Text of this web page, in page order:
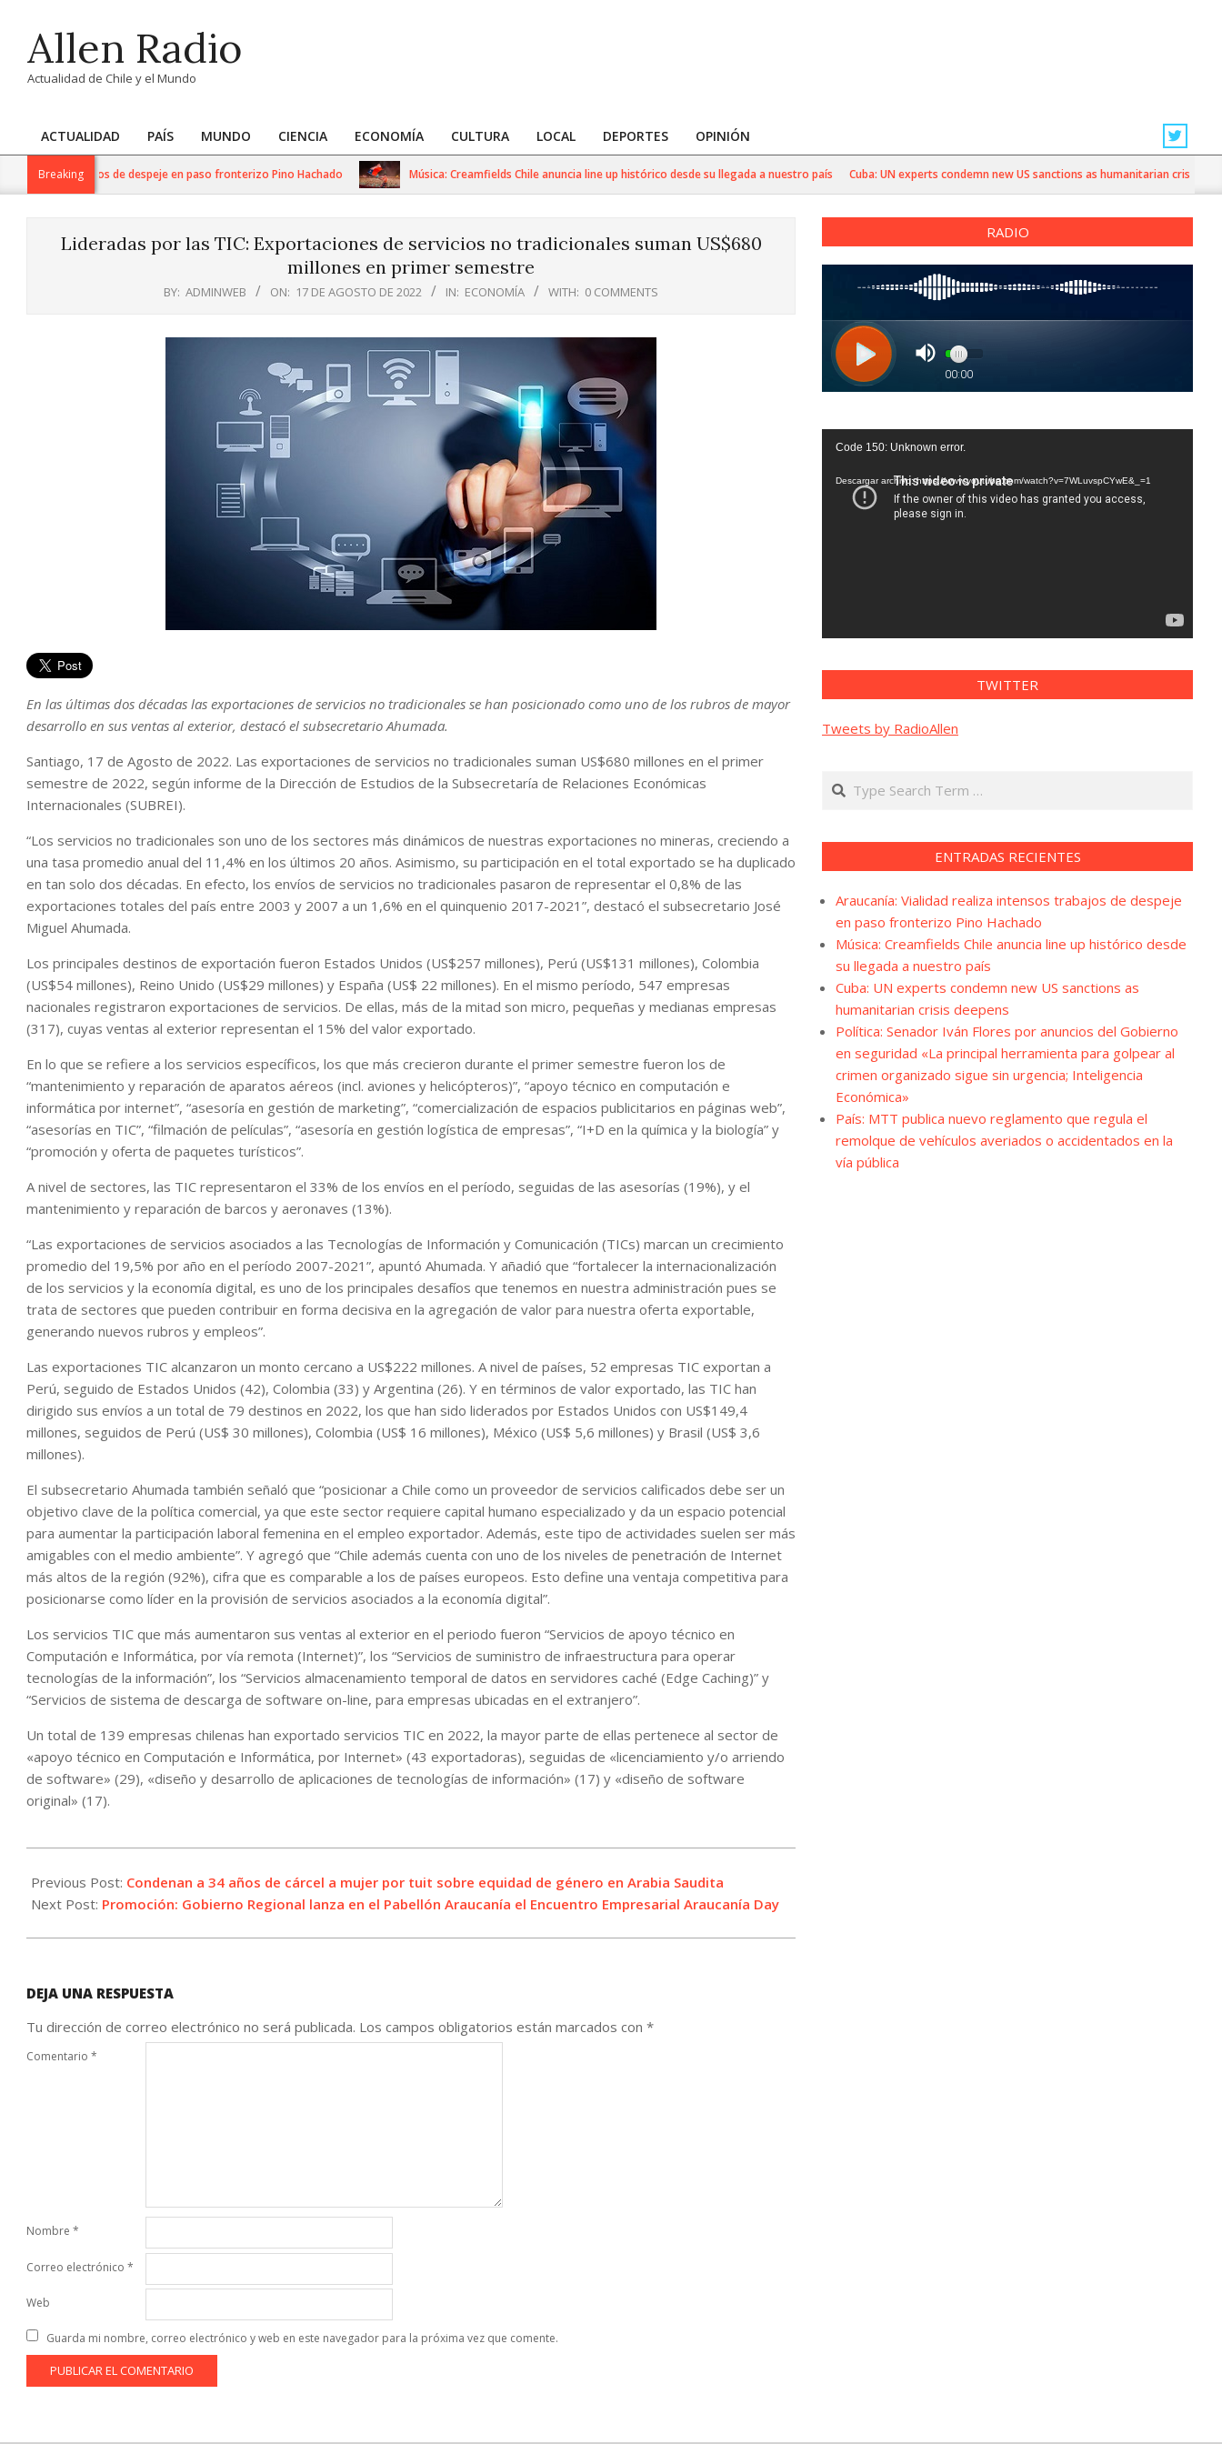
contentAllen Radio
Actualidad de Chile y el Mundo
Primary
Navigation
ACTUALIDAD PAÍS MUNDO CIENCIA ECONOMÍA CULTURA LOCAL DEPORTES OPINIÓN
Breaking
trabajos de despeje en paso fronterizo Pino Hachado Música: Creamfields Chile anuncia line up histórico desde su llegada a nuestro país Cuba: UN experts condemn new US sanctions as humanitarian crisis deepens
Lideradas por las TIC: Exportaciones de servicios no tradicionales suman US$680
millones en primer semestre
BY: ADMINWEB ON: 17 DE AGOSTO DE 2022 IN: ECONOMÍA WITH: 0 COMMENTS
En las últimas dos décadas las exportaciones de servicios no tradicionales se han posicionado como uno de los rubros de mayor
desarrollo en sus ventas al exterior, destacó el subsecretario Ahumada.
Santiago, 17 de Agosto de 2022. Las exportaciones de servicios no tradicionales suman US$680 millones en el primer
semestre de 2022, según informe de la Dirección de Estudios de la Subsecretaría de Relaciones Económicas
Internacionales (SUBREI).
“Los servicios no tradicionales son uno de los sectores más dinámicos de nuestras exportaciones no mineras, creciendo a
una tasa promedio anual del 11,4% en los últimos 20 años. Asimismo, su participación en el total exportado se ha duplicado
en tan solo dos décadas. En efecto, los envíos de servicios no tradicionales pasaron de representar el 0,8% de las
exportaciones totales del país entre 2003 y 2007 a un 1,6% en el quinquenio 2017-2021”, destacó el subsecretario José
Miguel Ahumada.
Los principales destinos de exportación fueron Estados Unidos (US$257 millones), Perú (US$131 millones), Colombia
(US$54 millones), Reino Unido (US$29 millones) y España (US$ 22 millones). En el mismo período, 547 empresas
nacionales registraron exportaciones de servicios. De ellas, más de la mitad son micro, pequeñas y medianas empresas
(317), cuyas ventas al exterior representan el 15% del valor exportado.
En lo que se refiere a los servicios específicos, los que más crecieron durante el primer semestre fueron los de
“mantenimiento y reparación de aparatos aéreos (incl. aviones y helicópteros)”, “apoyo técnico en computación e
informática por internet”, “asesoría en gestión de marketing”, “comercialización de espacios publicitarios en páginas web”,
“asesorías en TIC”, “filmación de películas”, “asesoría en gestión logística de empresas”, “I+D en la química y la biología” y
“promoción y oferta de paquetes turísticos”.
A nivel de sectores, las TIC representaron el 33% de los envíos en el período, seguidas de las asesorías (19%), y el
mantenimiento y reparación de barcos y aeronaves (13%).
“Las exportaciones de servicios asociados a las Tecnologías de Información y Comunicación (TICs) marcan un crecimiento
promedio del 19,5% por año en el período 2007-2021”, apuntó Ahumada. Y añadió que “fortalecer la internacionalización
de los servicios y la economía digital, es uno de los principales desafíos que tenemos en nuestra administración pues se
trata de sectores que pueden contribuir en forma decisiva en la agregación de valor para nuestra oferta exportable,
generando nuevos rubros y empleos”.
Las exportaciones TIC alcanzaron un monto cercano a US$222 millones. A nivel de países, 52 empresas TIC exportan a
Perú, seguido de Estados Unidos (42), Colombia (33) y Argentina (26). Y en términos de valor exportado, las TIC han
dirigido sus envíos a un total de 79 destinos en 2022, los que han sido liderados por Estados Unidos con US$149,4
millones, seguidos de Perú (US$ 30 millones), Colombia (US$ 16 millones), México (US$ 5,6 millones) y Brasil (US$ 3,6
millones).
El subsecretario Ahumada también señaló que “posicionar a Chile como un proveedor de servicios calificados debe ser un
objetivo clave de la política comercial, ya que este sector requiere capital humano especializado y da un espacio potencial
para aumentar la participación laboral femenina en el empleo exportador. Además, este tipo de actividades suelen ser más
amigables con el medio ambiente”. Y agregó que “Chile además cuenta con uno de los niveles de penetración de Internet
más altos de la región (92%), cifra que es comparable a los de países europeos. Esto define una ventaja competitiva para
posicionarse como líder en la provisión de servicios asociados a la economía digital”.
Los servicios TIC que más aumentaron sus ventas al exterior en el periodo fueron “Servicios de apoyo técnico en
Computación e Informática, por vía remota (Internet)”, los “Servicios de suministro de infraestructura para operar
tecnologías de la información”, los “Servicios almacenamiento temporal de datos en servidores caché (Edge Caching)” y
“Servicios de sistema de descarga de software on-line, para empresas ubicadas en el extranjero”.
Un total de 139 empresas chilenas han exportado servicios TIC en 2022, la mayor parte de ellas pertenece al sector de
«apoyo técnico en Computación e Informática, por Internet» (43 exportadoras), seguidas de «licenciamiento y/o arriendo
de software» (29), «diseño y desarrollo de aplicaciones de tecnologías de información» (17) y «diseño de software
original» (17).
08-
17
Previous Post: Condenan a 34 años de cárcel a mujer por tuit sobre equidad de género en Arabia Saudita
Next Post: Promoción: Gobierno Regional lanza en el Pabellón Araucanía el Encuentro Empresarial Araucanía Day
DEJA UNA RESPUESTA
Tu dirección de correo electrónico no será publicada. Los campos obligatorios están marcados con *
Comentario *
Nombre *
Correo electrónico *
Web
Guarda mi nombre, correo electrónico y web en este navegador para la próxima vez que comente.
RADIO
Reproductor
vídeo
Code 150: Unknown error.
Descargar archivo: https://www.youtube.com/watch?v=7WLuvspCYwE&_=1
TWITTER
Tweets by RadioAllen
Search
ENTRADAS RECIENTES
Araucanía: Vialidad realiza intensos trabajos de despeje
en paso fronterizo Pino Hachado
Música: Creamfields Chile anuncia line up histórico desde
su llegada a nuestro país
Cuba: UN experts condemn new US sanctions as
humanitarian crisis deepens
Política: Senador Iván Flores por anuncios del Gobierno
en seguridad «La principal herramienta para golpear al
crimen organizado sigue sin urgencia; Inteligencia
Económica»
País: MTT publica nuevo reglamento que regula el
remolque de vehículos averiados o accidentados en la
vía pública